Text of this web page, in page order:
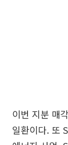
이번 지분 매
일환이다. 또